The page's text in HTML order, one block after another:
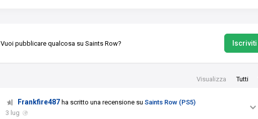
Vuoi pubblicare qualcosa su Saints Row? Iscriviti
Visualizza Tutti
Frankfire487 ha scritto una recensione suSaints Row (PS5)
3 lug